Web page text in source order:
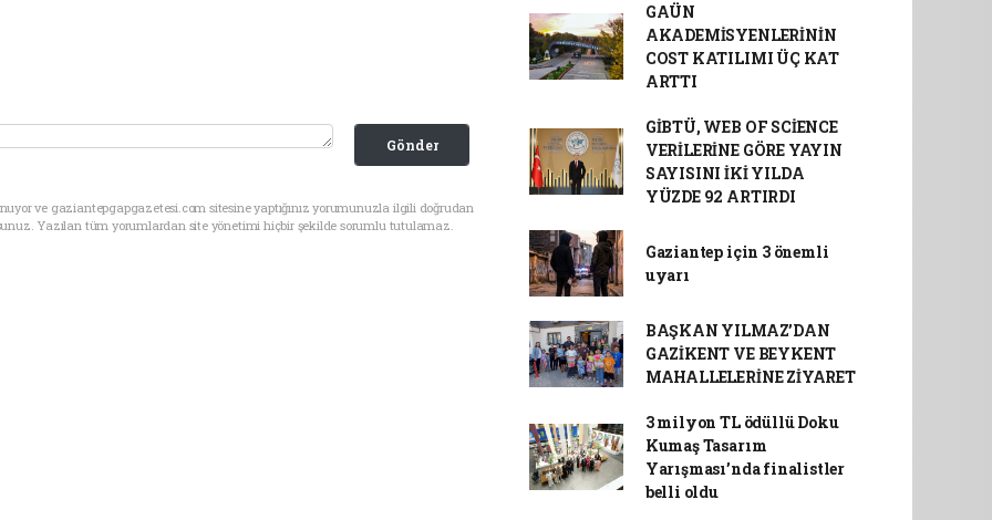
Gönder
ve gaziantepgapgazetesi.com sitesine yaptığınız yorumunuzla ilgili doğrudan
Yazılan tüm yorumlardan site yönetimi hiçbir şekilde sorumlu tutulamaz.
GAÜN
AKADEMİSYENLERİNİN
COST KATILIMI ÜÇ KAT
ARTTI
GİBTÜ, WEB OF SCİENCE
VERİLERİNE GÖRE YAYIN
SAYISINI İKİ YILDA
YÜZDE 92 ARTIRDI
Gaziantep için 3 önemli
uyarı
BAŞKAN YILMAZ’DAN
GAZİKENT VE BEYKENT
MAHALLELERİNE ZİYARET
3 milyon TL ödüllü Doku
Kumaş Tasarım
Yarışması’nda finalistler
belli oldu